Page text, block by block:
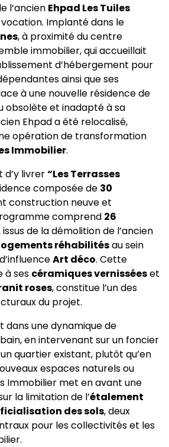
l’ancien Ehpad Les Tuiles
Implanté dans le
, à proximité du centre
immobilier, qui accueillait
d’hébergement pour
ainsi que ses
à une nouvelle résidence de
obsolète et inadapté à sa
Ehpad a été relocalisé,
opération de transformation
Immobilier.
livrer“Les Terrasses
composée de 30
construction neuve et
comprend 26
issus de la démolition de l’ancien
réhabilitésau sein
Art déco. Cette
à ses céramiques vernisséeset
roses, constitue l’un des
du projet.
dans une dynamique de
en intervenant sur un foncier
quartier existant, plutôt qu’en
espaces naturels ou
Immobilier met en avant une
la limitation de l’étalement
des sols, deux
pour les collectivités et les